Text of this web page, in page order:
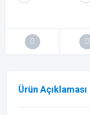
Ürün Açıklaması